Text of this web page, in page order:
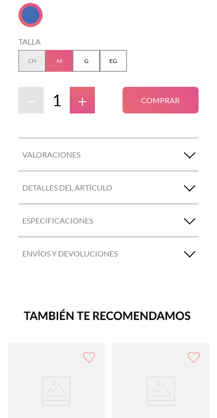
TALLA
CH M G EG
＋
－ COMPRAR
VALORACIONES
DETALLES DEL ARTÍCULO
ESPECIFICACIONES
ENVÍOS Y DEVOLUCIONES